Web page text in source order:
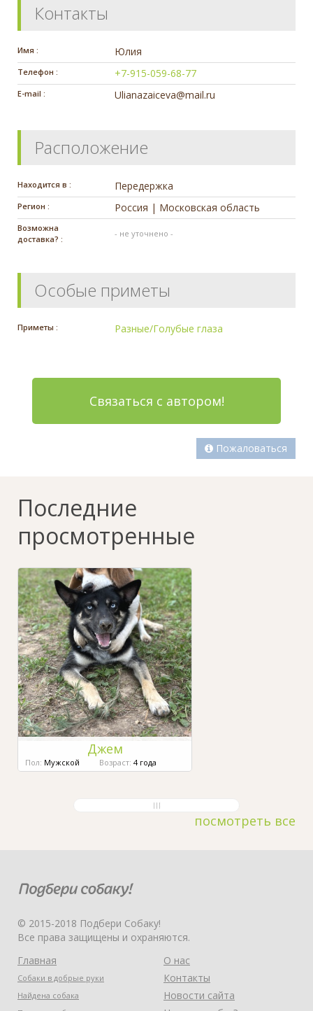
Контакты
Имя : Юлия
Телефон : +7-915-059-68-77
E-mail : Ulianazaiceva@mail.ru
Расположение
Находится в : Передержка
Регион : Россия | Московская область
Возможна
доставка? :
- не уточнено -
Особые приметы
Приметы : Разные/Голубые глаза
Связаться с автором!
Пожаловаться
Последние
просмотренные
Джем
Пол: Мужской Возраст: 4 года
посмотреть все
© 2015-2018 Подбери Собаку!
Все права защищены и охраняются.
Главная
Собаки в добрые руки
Найдена собака
О нас
Контакты
Новости сайта